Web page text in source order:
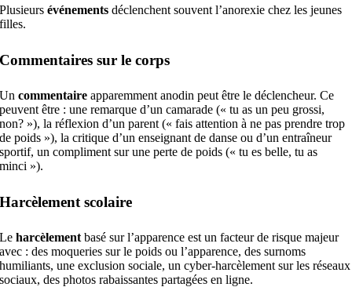
Plusieursévénements déclenchent souvent l’anorexie chez les jeunes
filles.
Commentaires sur le corps
Uncommentaire apparemment anodin peut être le déclencheur. Ce
peuvent être : une remarque d’un camarade (« tu as un peu grossi,
non? »), la réflexion d’un parent (« fais attention à ne pas prendre trop
de poids »), la critique d’un enseignant de danse ou d’un entraîneur
sportif, un compliment sur une perte de poids (« tu es belle, tu as
minci »).
Harcèlement scolaire
Leharcèlement basé sur l’apparence est un facteur de risque majeur
avec : des moqueries sur le poids ou l’apparence, des surnoms
humiliants, une exclusion sociale, un cyber-harcèlement sur les réseaux
sociaux, des photos rabaissantes partagées en ligne.